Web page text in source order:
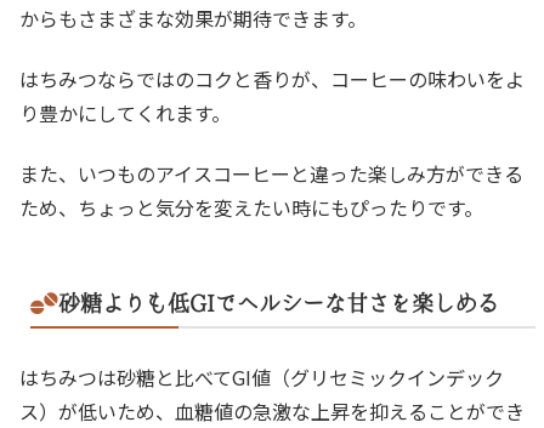
からもさまざまな効果が期待できます。
はちみつならではのコクと香りが、コーヒーの味わいをよ
り豊かにしてくれます。
また、いつものアイスコーヒーと違った楽しみ方ができる
ため、ちょっと気分を変えたい時にもぴったりです。
砂糖よりも低GIでヘルシーな甘さを楽しめる
はちみつは砂糖と比べてGI値（グリセミックインデック
ス）が低いため、血糖値の急激な上昇を抑えることができ